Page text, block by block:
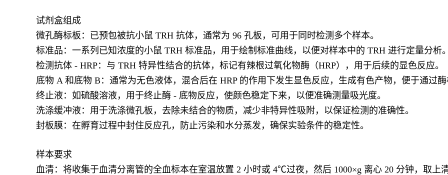
试剂盒组成
微孔酶标板：已预包被抗小鼠 TRH 抗体，通常为 96 孔板，可用于同时检测多个样本。
标准品：一系列已知浓度的小鼠 TRH 标准品，用于绘制标准曲线，以便对样本中的 TRH 进行定量分析
检测抗体 - HRP：与 TRH 特异性结合的抗体，标记有辣根过氧化物酶（HRP），用于后续的显色反应。
底物 A 和底物 B：通常为无色液体，混合后在 HRP 的作用下发生显色反应，生成有色产物，便于通过
终止液：如硫酸溶液，用于终止酶 - 底物反应，使颜色稳定下来，以便准确测量吸光度。
洗涤缓冲液：用于洗涤微孔板，去除未结合的物质，减少非特异性吸附，以保证检测的准确性。
封板膜：在孵育过程中封住反应孔，防止污染和水分蒸发，确保实验条件的稳定性。
样本要求
血清：将收集于血清分离管的全血标本在室温放置 2 小时或 4℃过夜，然后 1000×g 离心 20 分钟，取